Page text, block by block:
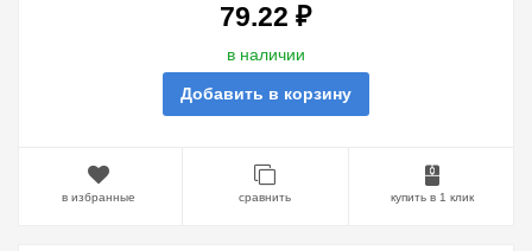
79.22 ₽
в наличии
Добавить в корзину
в избранные сравнить купить в 1 клик